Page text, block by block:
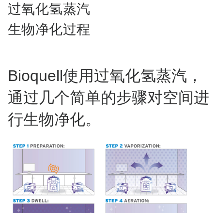
过氧化氢蒸汽
生物净化过程
Bioquell使用过氧化氢蒸汽，
通过几个简单的步骤对空间进
行生物净化。